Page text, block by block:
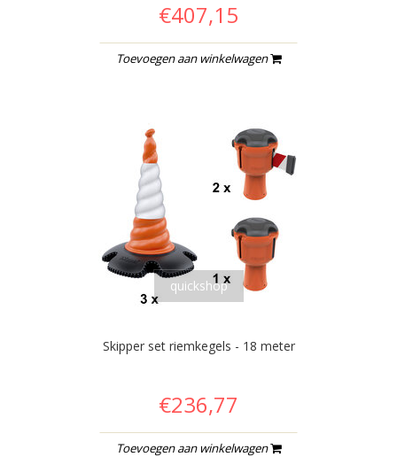
€407,15
Toevoegen aan winkelwagen
quickshop
Skipper set riemkegels - 18 meter
€236,77
Toevoegen aan winkelwagen